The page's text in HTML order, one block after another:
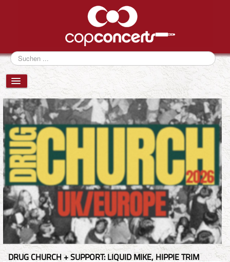
Suchen
...
VERANSTALTUNGEN
NEWS
FESTIVALS
ÜBER UNS
eventCONSULTING
DRUG CHURCH + SUPPORT: LIQUID MIKE, HIPPIE TRIM